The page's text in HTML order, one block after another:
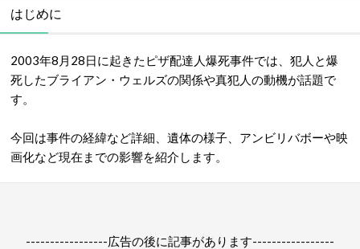
はじめに
2003年8月28日に起きたピザ配達人爆死事件では、犯人と爆
死したブライアン・ウェルズの関係や真犯人の動機が話題で
す。
今回は事件の経緯など詳細、遺体の様子、アンビリバボーや映
画化など現在までの影響を紹介します。
-----------------広告の後に記事があります-----------------